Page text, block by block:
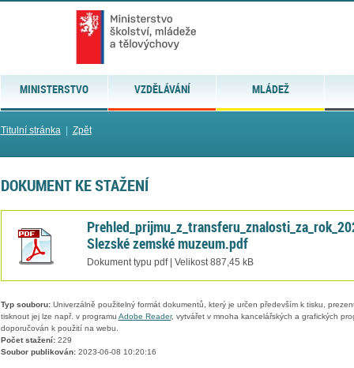
MINISTERSTVO VZDĚLÁVÁNÍ MLÁDEŽ
Titulní stránka| Zpět
DOKUMENT KE STAŽENÍ
Slezské zemské muzeum.pdf
Dokument typu pdf | Velikost 887,45 kB
Typ souboru:Univerzálně použitelný formát dokumentů, který je určen především k tisku,
tisknout jej lze např. v programu Adobe Reader, vytvářet v mnoha kancelářských a grafických
doporučován k použití na webu.
Počet stažení:229
Soubor publikován:2023-06-08 10:20:16